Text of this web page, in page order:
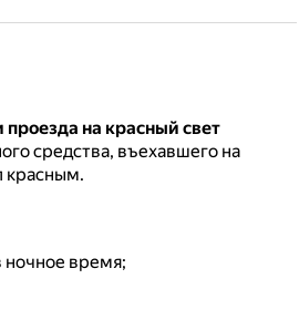
на красный свет
средства, въехавшего на
красным.
ночное время;